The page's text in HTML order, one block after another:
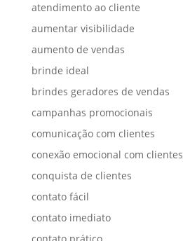
atendimento ao cliente
aumentar visibilidade
aumento de vendas
brinde ideal
brindes geradores de vendas
campanhas promocionais
comunicação com clientes
conexão emocional com clientes
conquista de clientes
contato fácil
contato imediato